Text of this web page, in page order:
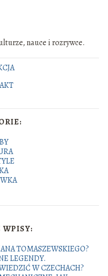
nauce i rozrywce.
WPISY:
TOMASZEWSKIEGO?
LEGENDY.
W CZECHACH?